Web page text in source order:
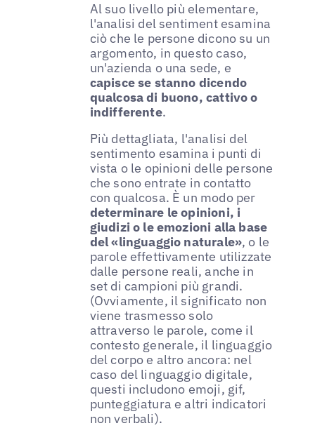
Al suo livello più elementare,
l'analisi del sentiment esamina
ciò che le persone dicono su un
argomento, in questo caso,
un'azienda o una sede, e
capisce se stanno dicendo
qualcosa di buono, cattivo o
indifferente.
Più dettagliata, l'analisi del
sentimento esamina i punti di
vista o le opinioni delle persone
che sono entrate in contatto
con qualcosa. È un modo per
determinare le opinioni, i
giudizi o le emozioni alla base
del «linguaggio naturale», o le
parole effettivamente utilizzate
dalle persone reali, anche in
set di campioni più grandi.
(Ovviamente, il significato non
viene trasmesso solo
attraverso le parole, come il
contesto generale, il linguaggio
del corpo e altro ancora: nel
caso del linguaggio digitale,
questi includono emoji, gif,
punteggiatura e altri indicatori
non verbali).